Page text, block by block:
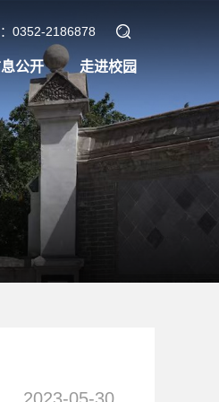
0352-2186878
公开 走进校园